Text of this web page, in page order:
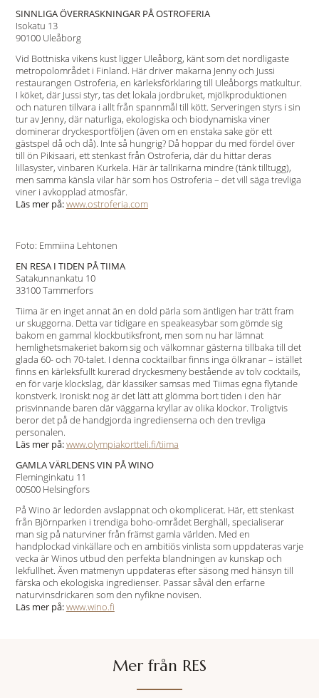
SINNLIGA ÖVERRASKNINGAR PÅ OSTROFERIA
Isokatu 13
90100 Uleåborg
Vid Bottniska vikens kust ligger Uleåborg, känt som det nordligaste
metropolområdet i Finland. Här driver makarna Jenny och Jussi
restaurangen Ostroferia, en kärleksförklaring till Uleåborgs matkultur.
I köket, där Jussi styr, tas det lokala jordbruket, mjölkproduktionen
och naturen tillvara i allt från spannmål till kött. Serveringen styrs i sin
tur av Jenny, där naturliga, ekologiska och biodynamiska viner
dominerar dryckesportföljen (även om en enstaka sake gör ett
gästspel då och då). Inte så hungrig? Då hoppar du med fördel över
till ön Pikisaari, ett stenkast från Ostroferia, där du hittar deras
lillasyster, vinbaren Kurkela. Här är tallrikarna mindre (tänk tilltugg),
men samma känsla vilar här som hos Ostroferia – det vill säga trevliga
viner i avkopplad atmosfär.
Läs mer på:www.ostroferia.com
Foto: Emmiina Lehtonen
EN RESA I TIDEN PÅ TIIMA
Satakunnankatu 10
33100 Tammerfors
Tiima är en inget annat än en dold pärla som äntligen har trätt fram
ur skuggorna. Detta var tidigare en speakeasybar som gömde sig
bakom en gammal klockbutiksfront, men som nu har lämnat
hemlighetsmakeriet bakom sig och välkomnar gästerna tillbaka till det
glada 60- och 70-talet. I denna cocktailbar finns inga ölkranar – istället
finns en kärleksfullt kurerad dryckesmeny bestående av tolv cocktails,
en för varje klockslag, där klassiker samsas med Tiimas egna flytande
konstverk. Ironiskt nog är det lätt att glömma bort tiden i den här
prisvinnande baren där väggarna kryllar av olika klockor. Troligtvis
beror det på de handgjorda ingredienserna och den trevliga
personalen.
Läs mer på:www.olympiakortteli.fi/tiima
GAMLA VÄRLDENS VIN PÅ WINO
Fleminginkatu 11
00500 Helsingfors
På Wino är ledorden avslappnat och okomplicerat. Här, ett stenkast
från Björnparken i trendiga boho-området Berghäll, specialiserar
man sig på naturviner från främst gamla världen. Med en
handplockad vinkällare och en ambitiös vinlista som uppdateras varje
vecka är Winos utbud den perfekta blandningen av kunskap och
lekfullhet. Även matmenyn uppdateras efter säsong med hänsyn till
färska och ekologiska ingredienser. Passar såväl den erfarne
naturvinsdrickaren som den nyfikne novisen.
Läs mer på:www.wino.fi
Mer från RES